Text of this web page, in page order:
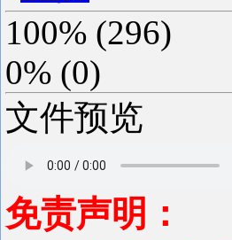
100% (296)
0% (0)
文件预览
免责声明：